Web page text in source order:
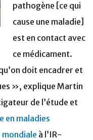
pathogène [ce qui
cause une maladie]
est en contact avec
ce médicament.
doit encadrer et
», explique Martin
de l’étude et
en maladies
à l’IR-